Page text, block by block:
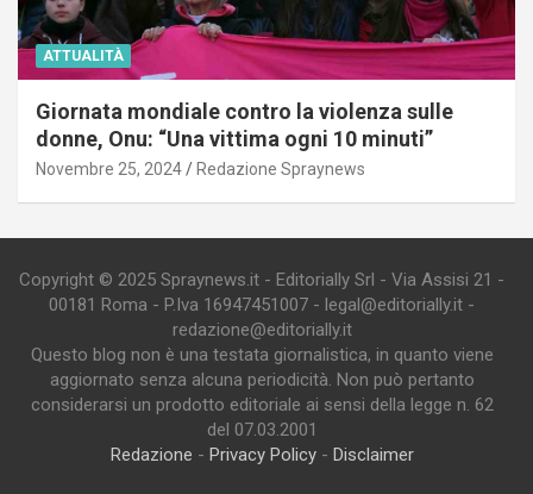
ATTUALITÀ
Giornata mondiale contro la violenza sulle
donne, Onu: “Una vittima ogni 10 minuti”
Novembre 25, 2024 Redazione Spraynews
Copyright © 2025 Spraynews.it - Editorially Srl - Via Assisi 21 -
00181 Roma - P.Iva 16947451007 - legal@editorially.it -
redazione@editorially.it
Questo blog non è una testata giornalistica, in quanto viene
aggiornato senza alcuna periodicità. Non può pertanto
considerarsi un prodotto editoriale ai sensi della legge n. 62
del 07.03.2001
Redazione - Privacy Policy- Disclaimer